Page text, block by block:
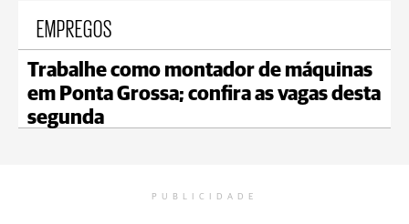
EMPREGOS
Trabalhe como montador de máquinas
em Ponta Grossa; confira as vagas desta
segunda
PUBLICIDADE